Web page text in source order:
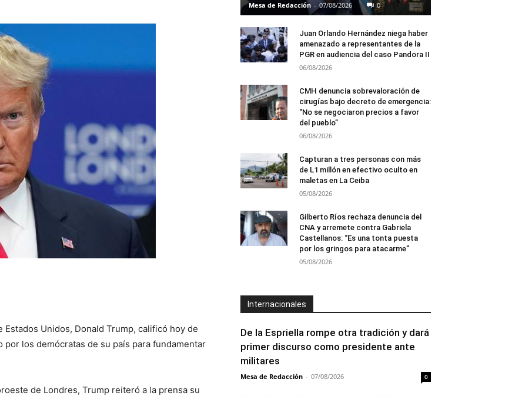
Unidos, Donald Trump, calificó hoy de
los demócratas de su país para fundamentar
de Londres, Trump reiteró a la prensa su
Mesa de Redacción - 07/08/2026 0
Juan Orlando Hernández niega haber
amenazado a representantes de la
PGR en audiencia del caso Pandora II
06/08/2026
CMH denuncia sobrevaloración de
cirugías bajo decreto de emergencia:
“No se negociaron precios a favor
del pueblo”
06/08/2026
Capturan a tres personas con más
de L1 millón en efectivo oculto en
maletas en La Ceiba
05/08/2026
Gilberto Ríos rechaza denuncia del
CNA y arremete contra Gabriela
Castellanos: “Es una tonta puesta
por los gringos para atacarme”
05/08/2026
Internacionales
De la Espriella rompe otra tradición y dará
primer discurso como presidente ante
militares
Mesa de Redacción - 07/08/2026 0